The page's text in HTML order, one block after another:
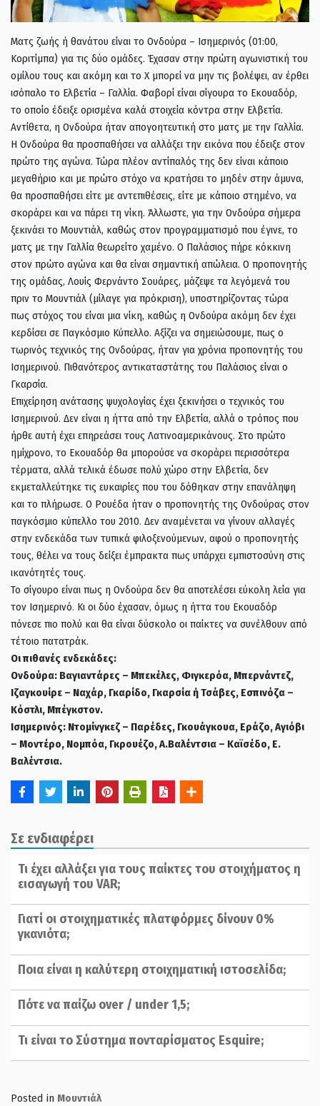
Ματς ζωής ή θανάτου είναι το Ονδούρα – Ισημερινός (01:00,
Κοριτίμπα) για τις δύο ομάδες. Έχασαν στην πρώτη αγωνιστική του
ομίλου τους και ακόμη και το Χ μπορεί να μην τις βολέψει, αν έρθει
ισόπαλο το Ελβετία – Γαλλία. Φαβορί είναι σίγουρα το Εκουαδόρ,
το οποίο έδειξε ορισμένα καλά στοιχεία κόντρα στην Ελβετία.
Αντίθετα, η Ονδούρα ήταν απογοητευτική στο ματς με την Γαλλία.
Η Ονδούρα θα προσπαθήσει να αλλάξει την εικόνα που έδειξε στον
πρώτο της αγώνα. Τώρα πλέον αντίπαλός της δεν είναι κάποιο
μεγαθήριο και με πρώτο στόχο να κρατήσει το μηδέν στην άμυνα,
θα προσπαθήσει είτε με αντεπιθέσεις, είτε με κάποιο στημένο, να
σκοράρει και να πάρει τη νίκη. Άλλωστε, για την Ονδούρα σήμερα
ξεκινάει το Μουντιάλ, καθώς στον προγραμματισμό που έγινε, το
ματς με την Γαλλία θεωρείτο χαμένο. Ο Παλάσιος πήρε κόκκινη
στον πρώτο αγώνα και θα είναι σημαντική απώλεια. Ο προπονητής
της ομάδας, Λουίς Φερνάντο Σουάρες, μάζεψε τα λεγόμενά του
πριν το Μουντιάλ (μίλαγε για πρόκριση), υποστηρίζοντας τώρα
πως στόχος του είναι μια νίκη, καθώς η Ονδούρα ακόμη δεν έχει
κερδίσει σε Παγκόσμιο Κύπελλο. Αξίζει να σημειώσουμε, πως ο
τωρινός τεχνικός της Ονδούρας, ήταν για χρόνια προπονητής του
Ισημερινού. Πιθανότερος αντικαταστάτης του Παλάσιος είναι ο
Γκαρσία.
Επιχείρηση ανάτασης ψυχολογίας έχει ξεκινήσει ο τεχνικός του
Ισημερινού. Δεν είναι η ήττα από την Ελβετία, αλλά ο τρόπος που
ήρθε αυτή έχει επηρεάσει τους Λατινοαμερικάνους. Στο πρώτο
ημίχρονο, το Εκουαδόρ θα μπορούσε να σκοράρει περισσότερα
τέρματα, αλλά τελικά έδωσε πολύ χώρο στην Ελβετία, δεν
εκμεταλλεύτηκε τις ευκαιρίες που του δόθηκαν στην επανάληψη
και το πλήρωσε. Ο Ρουέδα ήταν ο προπονητής της Ονδούρας στον
παγκόσμιο κύπελλο του 2010. Δεν αναμένεται να γίνουν αλλαγές
στην ενδεκάδα των τυπικά φιλοξενούμενων, αφού ο προπονητής
τους, θέλει να τους δείξει έμπρακτα πως υπάρχει εμπιστοσύνη στις
ικανότητές τους.
Το σίγουρο είναι πως η Ονδούρα δεν θα αποτελέσει εύκολη λεία για
τον Ισημερινό. Κι οι δύο έχασαν, όμως η ήττα του Εκουαδόρ
πόνεσε πιο πολύ και θα είναι δύσκολο οι παίκτες να συνέλθουν από
τέτοιο πατατράκ.
Οι πιθανές ενδεκάδες:
Ονδούρα: Βαγιαντάρες – Μπεκέλες, Φιγκερόα, Μπερνάντεζ,
Ιζαγκουίρε – Ναχάρ, Γκαρίδο, Γκαρσία ή Τσάβες, Εσπινόζα –
Κόστλι, Μπέγκστον.
Ισημερινός: Ντομίνγκεζ – Παρέδες, Γκουάγκουα, Εράζο, Αγιόβι
– Μοντέρο, Νομπόα, Γκρουέζο, Α.Βαλέντσια – Καϊσέδο, Ε.
Βαλέντσια.
Σε ενδιαφέρει
Τι έχει αλλάξει για τους παίκτες του στοιχήματος η
εισαγωγή του VAR;
Γιατί οι στοιχηματικές πλατφόρμες δίνουν 0%
γκανιότα;
Ποια είναι η καλύτερη στοιχηματική ιστοσελίδα;
Πότε να παίζω over / under 1,5;
Τι είναι το Σύστημα πονταρίσματος Esquire;
Posted in Μουντιάλ